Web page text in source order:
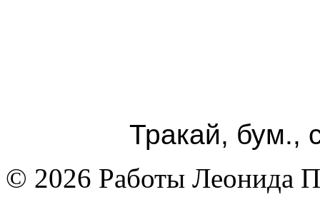
Тракай, бум.,
© 2026 Работы Леонида